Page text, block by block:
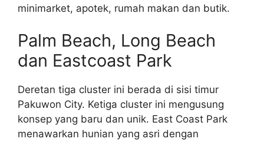
minimarket, apotek, rumah makan dan butik.
Palm Beach, Long Beach
dan Eastcoast Park
Deretan tiga cluster ini berada di sisi timur
Pakuwon City. Ketiga cluster ini mengusung
konsep yang baru dan unik. East Coast Park
menawarkan hunian yang asri dengan